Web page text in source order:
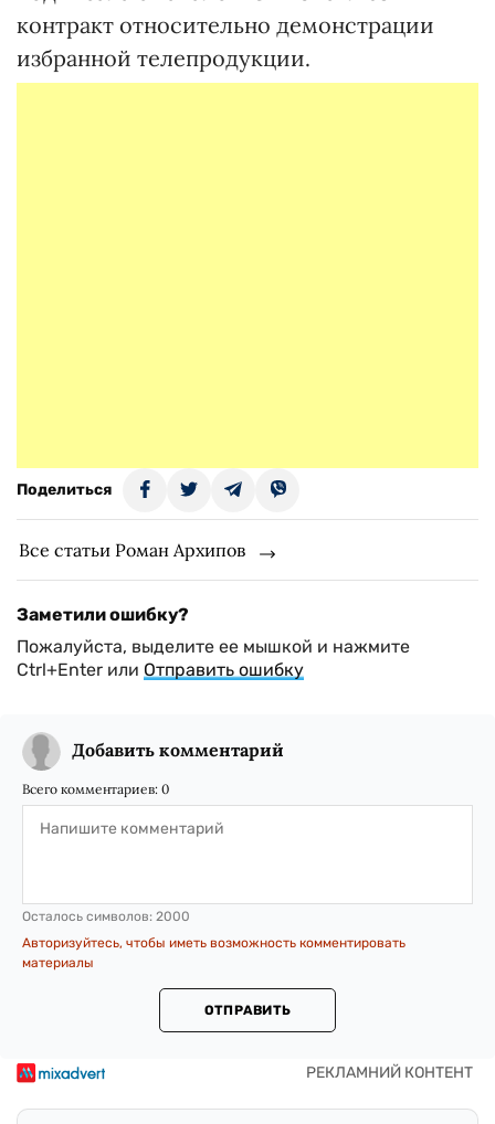
контракт относительно демонстрации
избранной телепродукции.
Поделиться
Все статьи Роман Архипов
Заметили ошибку?
Пожалуйста, выделите ее мышкой и нажмите
Ctrl+Enter или Отправить ошибку
Добавить комментарий
Всего комментариев: 0
Осталось символов: 2000
Авторизуйтесь, чтобы иметь возможность комментировать
материалы
ОТПРАВИТЬ